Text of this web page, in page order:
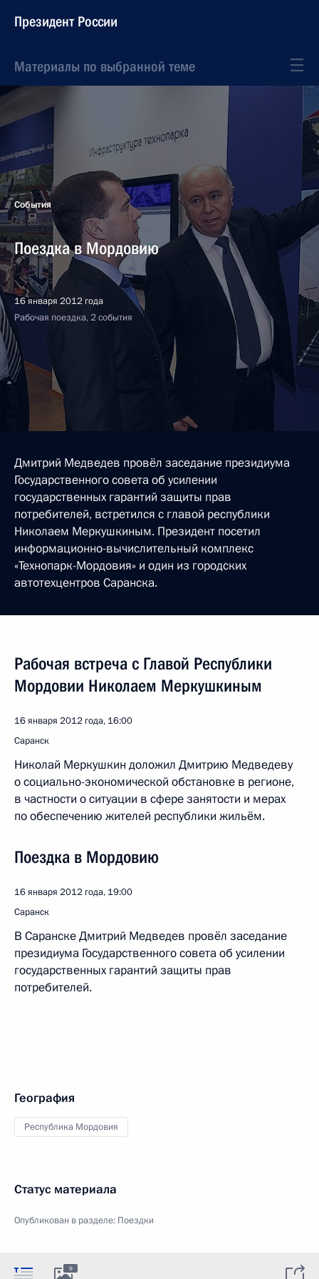
Президент России
Материалы по выбранной теме
События
Поездка в Мордовию
16 января 2012 года
Рабочая поездка, 2 события
Дмитрий Медведев провёл заседание президиума
Государственного совета об усилении
государственных гарантий защиты прав
потребителей, встретился с главой республики
Николаем Меркушкиным. Президент посетил
информационно-вычислительный комплекс
«Технопарк-Мордовия» и один из городских
автотехцентров Саранска.
Рабочая встреча с Главой Республики
Мордовии Николаем Меркушкиным
16 января 2012 года, 16:00
Саранск
Николай Меркушкин доложил Дмитрию Медведеву
о социально-экономической обстановке в регионе,
в частности о ситуации в сфере занятости и мерах
по обеспечению жителей республики жильём.
Поездка в Мордовию
16 января 2012 года, 19:00
Саранск
В Саранске Дмитрий Медведев провёл заседание
президиума Государственного совета об усилении
государственных гарантий защиты прав
потребителей.
География
Республика Мордовия
Статус материала
Опубликован в разделе: Поездки
9